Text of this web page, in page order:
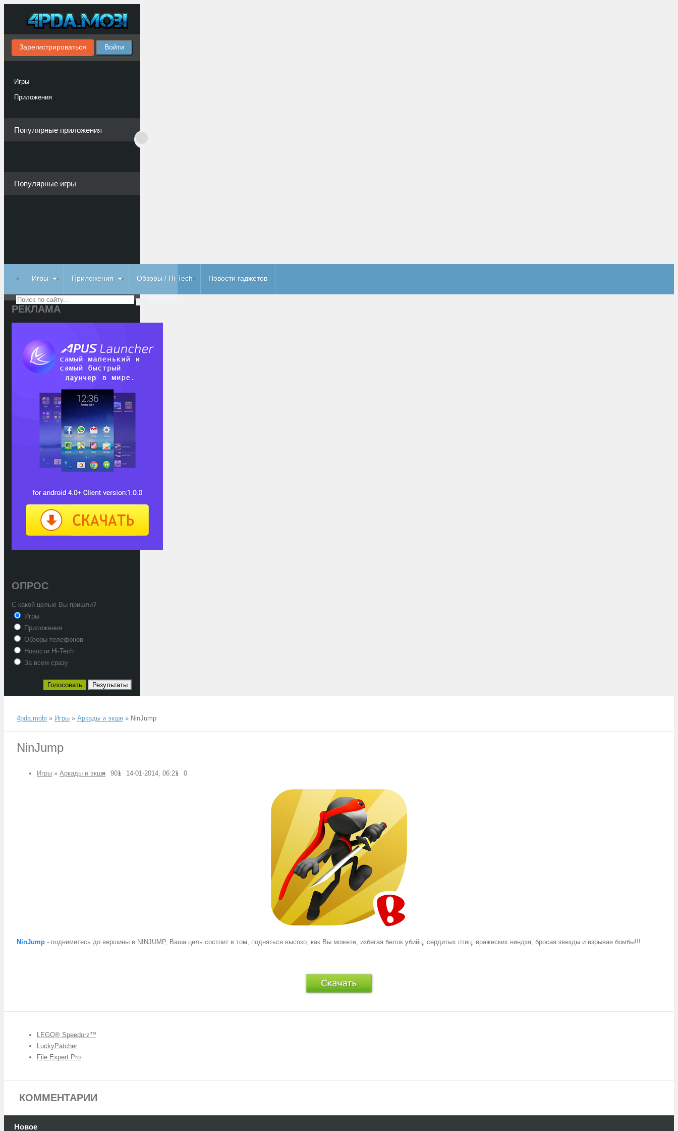
Зарегистрироваться Войти
Игры
Приложения
Популярные приложения
Популярные игры
Игры Приложения Обзоры / Hi-Tech Новости гаджетов
РЕКЛАМА
ОПРОС
С какой целью Вы пришли?
Игры
Приложения
Обзоры телефонов
Новости Hi-Tech
За всем сразу
Голосовать Результаты
4pda.mobi » Игры » Аркады и экшн » NinJump
NinJump
Игры » Аркады и экшн 901 14-01-2014, 06:21 0
NinJump - поднимитесь до вершины в NINJUMP, Ваша цель состоит в том, подняться высоко, как Вы можете, избегая белок убийц, сердитых птиц, вражеских ниндзя, бросая звезды и взрывая бомбы!!!
LEGO® Speedorz™
LuckyPatcher
File Expert Pro
КОММЕНТАРИИ
Новое